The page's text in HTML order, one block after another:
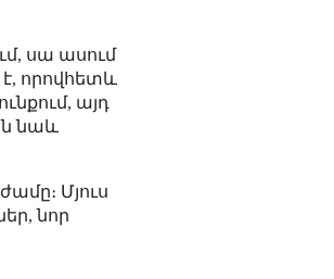
սա ասում
որովհետև
այդ
նաև
Մյուս
նոր